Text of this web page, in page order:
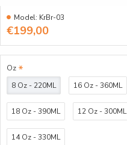
€199,00
Model: KrBr-03
Oz
8 Oz - 220ML
16 Oz - 360ML
18 Oz - 390ML 12 Oz - 300ML
14 Oz - 330ML